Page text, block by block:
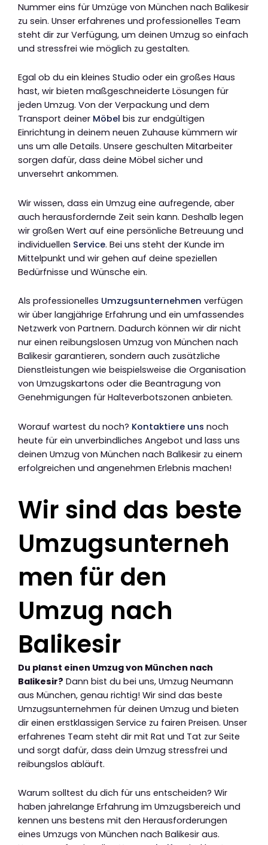
Nummer eins für Umzüge von München nach Balikesir
zu sein. Unser erfahrenes und professionelles Team
steht dir zur Verfügung, um deinen Umzug so einfach
und stressfrei wie möglich zu gestalten.
Egal ob du ein kleines Studio oder ein großes Haus
hast, wir bieten maßgeschneiderte Lösungen für
jeden Umzug. Von der Verpackung und dem
Transport deiner Möbel bis zur endgültigen
Einrichtung in deinem neuen Zuhause kümmern wir
uns um alle Details. Unsere geschulten Mitarbeiter
sorgen dafür, dass deine Möbel sicher und
unversehrt ankommen.
Wir wissen, dass ein Umzug eine aufregende, aber
auch herausfordernde Zeit sein kann. Deshalb legen
wir großen Wert auf eine persönliche Betreuung und
individuellen Service. Bei uns steht der Kunde im
Mittelpunkt und wir gehen auf deine speziellen
Bedürfnisse und Wünsche ein.
Als professionelles Umzugsunternehmen verfügen
wir über langjährige Erfahrung und ein umfassendes
Netzwerk von Partnern. Dadurch können wir dir nicht
nur einen reibungslosen Umzug von München nach
Balikesir garantieren, sondern auch zusätzliche
Dienstleistungen wie beispielsweise die Organisation
von Umzugskartons oder die Beantragung von
Genehmigungen für Halteverbotszonen anbieten.
Worauf wartest du noch? Kontaktiere uns noch
heute für ein unverbindliches Angebot und lass uns
deinen Umzug von München nach Balikesir zu einem
erfolgreichen und angenehmen Erlebnis machen!
Wir sind das beste
Umzugsunterneh
men für den
Umzug nach
Balikesir
Du planst einen Umzug von München nach
Balikesir? Dann bist du bei uns, Umzug Neumann
aus München, genau richtig! Wir sind das beste
Umzugsunternehmen für deinen Umzug und bieten
dir einen erstklassigen Service zu fairen Preisen. Unser
erfahrenes Team steht dir mit Rat und Tat zur Seite
und sorgt dafür, dass dein Umzug stressfrei und
reibungslos abläuft.
Warum solltest du dich für uns entscheiden? Wir
haben jahrelange Erfahrung im Umzugsbereich und
kennen uns bestens mit den Herausforderungen
eines Umzugs von München nach Balikesir aus.